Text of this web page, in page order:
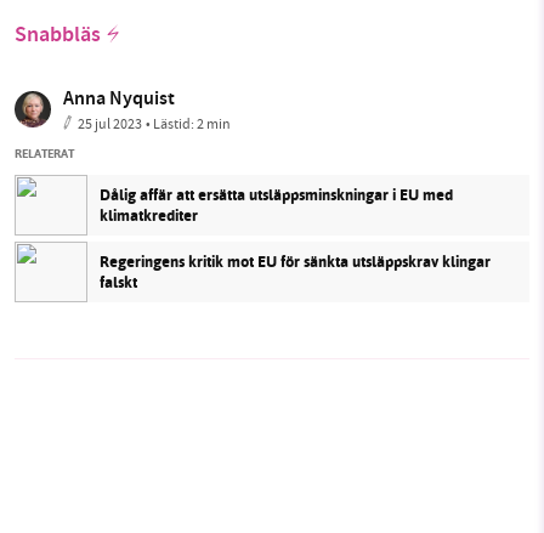
Snabbläs
Anna Nyquist
25 jul 2023• Lästid:2 min
RELATERAT
Dålig affär att ersätta utsläppsminskningar i EU med
klimatkrediter
Regeringens kritik mot EU för sänkta utsläppskrav klingar
falskt